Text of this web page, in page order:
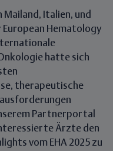
Mailand, Italien, und
European Hematology
hatte sich
therapeutische
Partnerportal
Ärzte den
vom EHA 2025 zu